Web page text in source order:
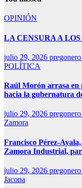
OPINIÓN
LA CENSURA A
julio 29, 2026
POLÍTICA
Raúl Morón arrasa en
hacia la gubernatura
julio 29, 2026
Zamora
Francisco Pérez-
Zamora Industrial,
julio 29, 2026
Jacona